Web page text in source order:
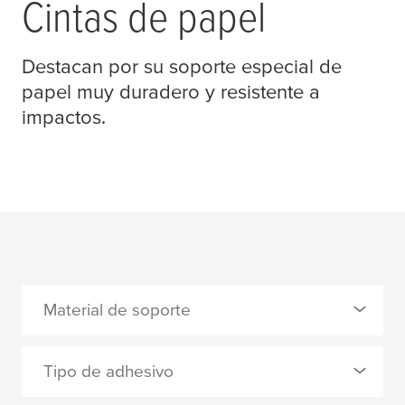
Cintas de papel
Destacan por su soporte especial de
papel muy duradero y resistente a
impactos.
Material de soporte
0 Selected
Tipo de adhesivo